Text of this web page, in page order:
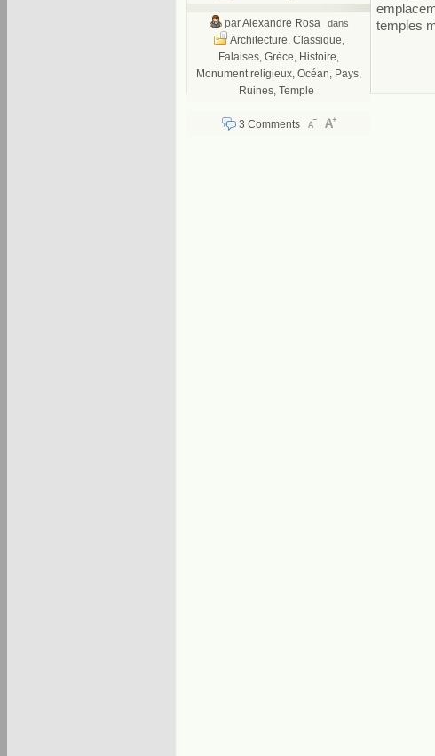
parAlexandre Rosa dans
Architecture, Classique,
Falaises, Grèce, Histoire,
Monument religieux, Océan, Pays,
Ruines, Temple
3 Comments
temples